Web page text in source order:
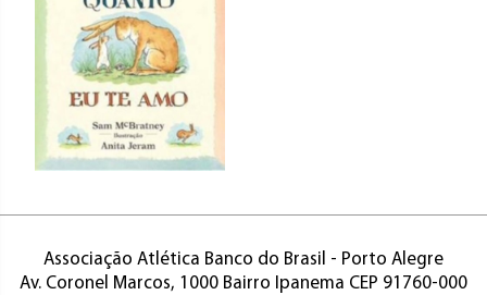
Associação Atlética Banco do Brasil - Porto Alegre
Av. Coronel Marcos, 1000 Bairro Ipanema CEP 91760-000